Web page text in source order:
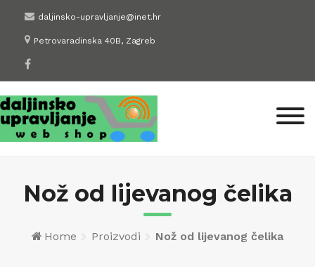
content
daljinsko-upravljanje@inet.hr
Petrovaradinska 40B, Zagreb
Nož od lijevanog čelika
Home Proizvodi Nož od lijevanog čelika